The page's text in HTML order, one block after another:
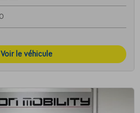
Voir le véhicule